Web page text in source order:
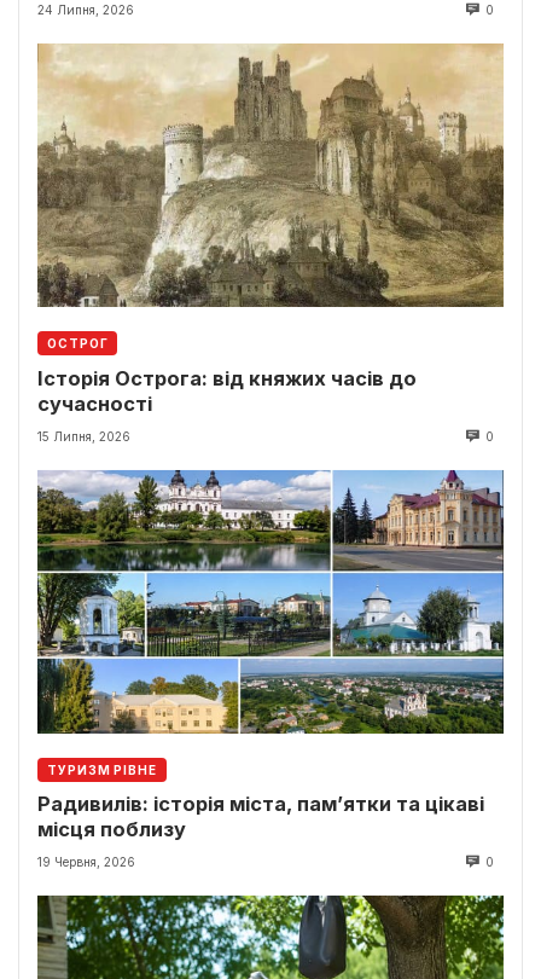
24 Липня, 2026 0
ОСТРОГ
Історія Острога: від княжих часів до
сучасності
15 Липня, 2026 0
ТУРИЗМ РІВНЕ
Радивилів: історія міста, пам’ятки та цікаві
місця поблизу
19 Червня, 2026 0